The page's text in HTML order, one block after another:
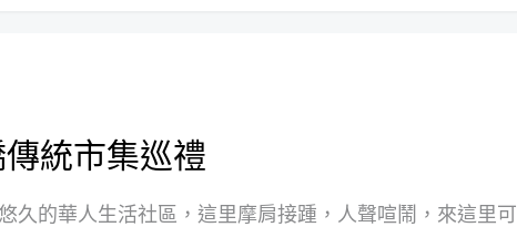
統市集巡禮
久的華人生活社區，這里摩肩接踵，人聲喧鬧，來這里可